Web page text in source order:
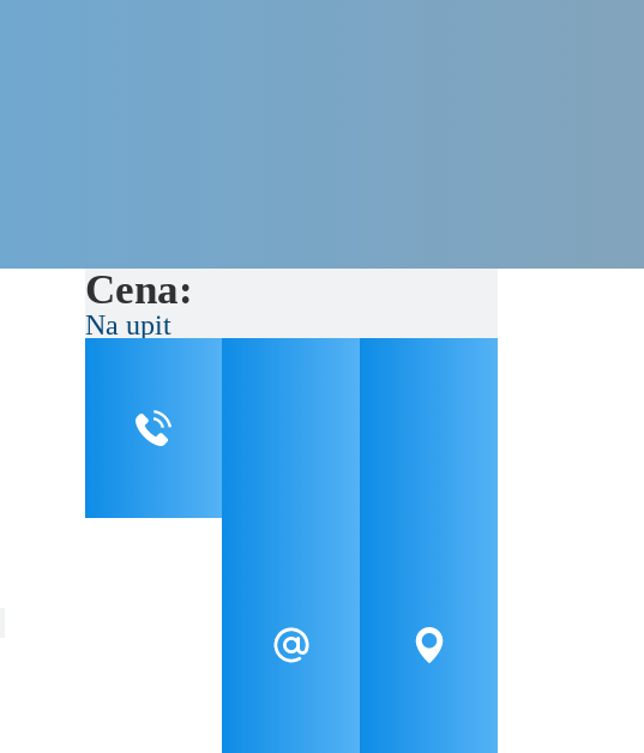
Cena:
Na upit